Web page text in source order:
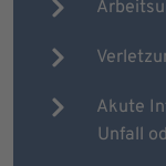
Akute
Unfall